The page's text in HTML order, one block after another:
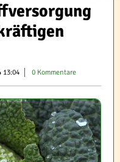
13:04 0 Kommentare